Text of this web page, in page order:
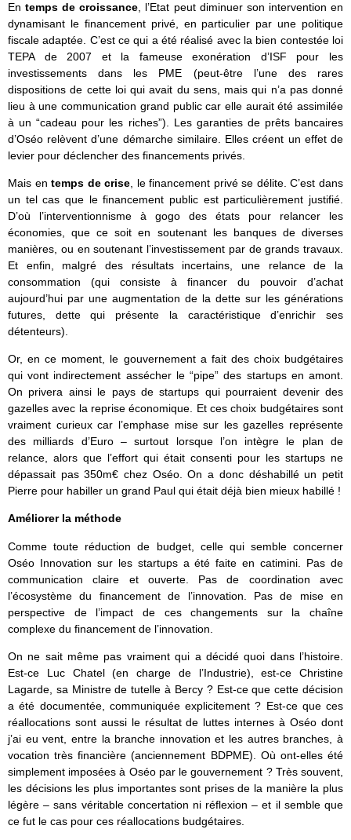
Entemps de croissance, l’Etat peut diminuer son intervention en
dynamisant le financement privé, en particulier par une politique
fiscale adaptée. C’est ce qui a été réalisé avec la bien contestée loi
TEPA de 2007 et la fameuse exonération d’ISF pour les
investissements dans les PME (peut-être l’une des rares
dispositions de cette loi qui avait du sens, mais qui n’a pas donné
lieu à une communication grand public car elle aurait été assimilée
à un “cadeau pour les riches”). Les garanties de prêts bancaires
d’Oséo relèvent d’une démarche similaire. Elles créent un effet de
levier pour déclencher des financements privés.
Mais entemps de crise, le financement privé se délite. C’est dans
un tel cas que le financement public est particulièrement justifié.
D’où l’interventionnisme à gogo des états pour relancer les
économies, que ce soit en soutenant les banques de diverses
manières, ou en soutenant l’investissement par de grands travaux.
Et enfin, malgré des résultats incertains, une relance de la
consommation (qui consiste à financer du pouvoir d’achat
aujourd’hui par une augmentation de la dette sur les générations
futures, dette qui présente la caractéristique d’enrichir ses
détenteurs).
Or, en ce moment, le gouvernement a fait des choix budgétaires
qui vont indirectement assécher le “pipe” des startups en amont.
On privera ainsi le pays de startups qui pourraient devenir des
gazelles avec la reprise économique. Et ces choix budgétaires sont
vraiment curieux car l’emphase mise sur les gazelles représente
des milliards d’Euro – surtout lorsque l’on intègre le plan de
relance, alors que l’effort qui était consenti pour les startups ne
dépassait pas 350m€ chez Oséo. On a donc déshabillé un petit
Pierre pour habiller un grand Paul qui était déjà bien mieux habillé !
Améliorer la méthode
Comme toute réduction de budget, celle qui semble concerner
Oséo Innovation sur les startups a été faite en catimini. Pas de
communication claire et ouverte. Pas de coordination avec
l’écosystème du financement de l’innovation. Pas de mise en
perspective de l’impact de ces changements sur la chaîne
complexe du financement de l’innovation.
On ne sait même pas vraiment qui a décidé quoi dans l’histoire.
Est-ce Luc Chatel (en charge de l’Industrie), est-ce Christine
Lagarde, sa Ministre de tutelle à Bercy ? Est-ce que cette décision
a été documentée, communiquée explicitement ? Est-ce que ces
réallocations sont aussi le résultat de luttes internes à Oséo dont
j’ai eu vent, entre la branche innovation et les autres branches, à
vocation très financière (anciennement BDPME). Où ont-elles été
simplement imposées à Oséo par le gouvernement ? Très souvent,
les décisions les plus importantes sont prises de la manière la plus
légère – sans véritable concertation ni réflexion – et il semble que
ce fut le cas pour ces réallocations budgétaires.